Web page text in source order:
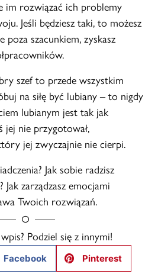
im rozwiązać ich problemy
Jeśli będziesz taki, to możesz
poza szacunkiem, zyskasz
szef to przede wszystkim
na siłę być lubiany – to nigdy
lubianym jest tak jak
jej nie przygotował,
jej zwyczajnie nie cierpi.
Jak sobie radzisz
zarządzasz emocjami
Twoich rozwiązań.
Podziel się z innymi!
Facebook Pinterest